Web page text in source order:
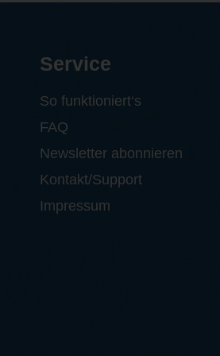
Service
So funktioniert‘s
FAQ
Newsletter abonnieren
Kontakt/Support
Impressum